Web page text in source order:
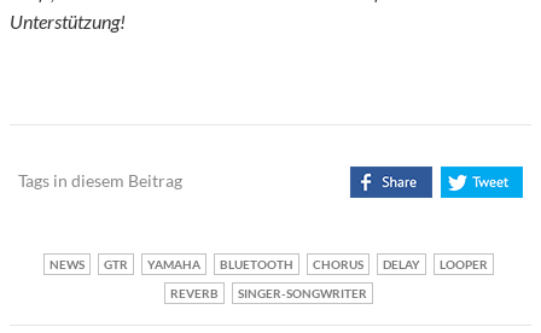
Unterstützung!
Tags in diesem Beitrag
NEWS GTR YAMAHA BLUETOOTH CHORUS DELAY
LOOPER
REVERB
SINGER-SONGWRITER